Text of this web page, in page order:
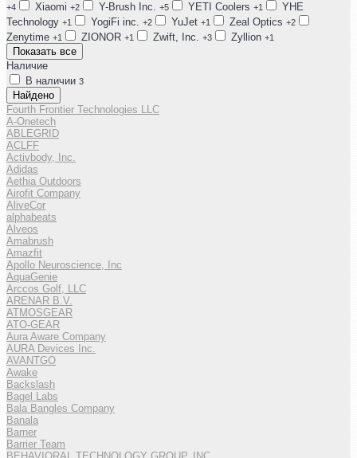
+4 Xiaomi +2 Y-Brush Inc. +5 YETI Coolers +1
YHE
Technology +1 YogiFi inc. +2 YuJet +1 Zeal Optics +2
Zenytime +1 ZIONOR +1 Zwift, Inc. +3 Zyllion +1
Показать все
Наличие
В наличии 3
Найдено
Fourth Frontier Technologies LLC
A-Onetech
ABLEGRID
ACLFF
Activbody, Inc.
Adidas
Aethia Outdoors
Airofit Company
AliveCor
alphabeats
Alveos
Amabrush
Amazfit
Apollo Neuroscience, Inc
AquaGenie
Arccos Golf, LLC
ARENAR B.V.
ATMOSGEAR
ATO-GEAR
Aura Aware Company
AURA Devices Inc.
AVANTGO
Awake
Backslash
Bagel Labs
Bala Bangles Company
Banala
Barner
Barrier Team